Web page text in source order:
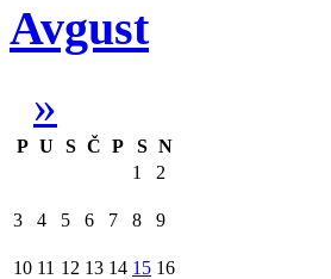
Avgust
»
P U S Č P S N
1
2
3 4 5 6 7 8 9
10 11 12 13 14 15 16